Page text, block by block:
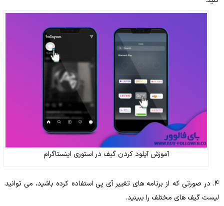
آموزش آپلود کردن گیف در استوری اینستاگرام
۴. در صورتی که از برنامه های تغییر آی پی استفاده کرده باشید، می توانید
لیست گیف های مختلف را ببینید.